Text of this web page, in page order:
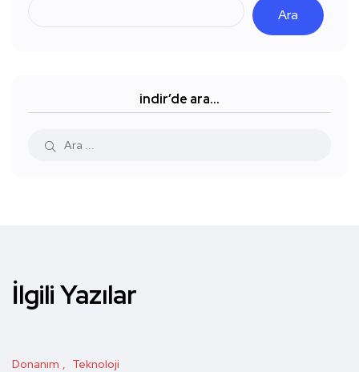
Ara
indir’de ara…
İlgili Yazılar
Donanım Teknoloji